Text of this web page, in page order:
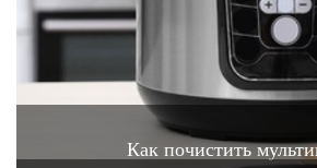
Как почистить